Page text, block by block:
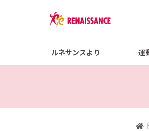
ルネサンスより 運
オンラインショップ